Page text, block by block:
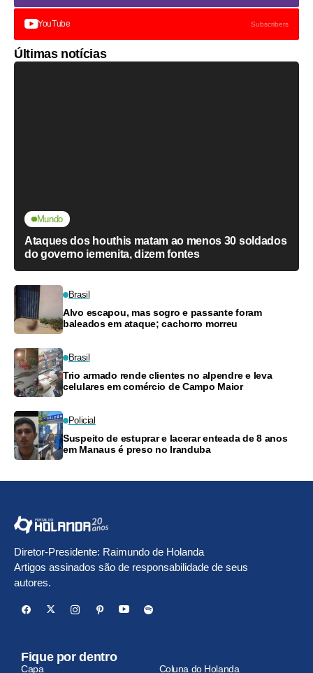
YouTube Subscribers
Últimas notícias
Mundo
Ataques dos houthis matam ao menos 30 soldados
do governo iemenita, dizem fontes
Brasil
Alvo escapou, mas sogro e passante foram
baleados em ataque; cachorro morreu
Brasil
Trio armado rende clientes no alpendre e leva
celulares em comércio de Campo Maior
Policial
Suspeito de estuprar e lacerar enteada de 8 anos
em Manaus é preso no Iranduba
Diretor-Presidente: Raimundo de Holanda
Artigos assinados são de responsabilidade de seus
autores.
Fique por dentro
Capa Coluna do Holanda